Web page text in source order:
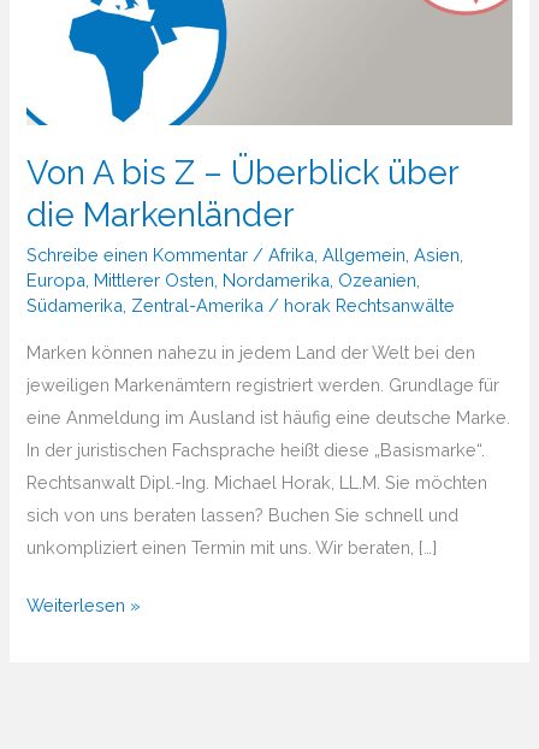
Von A bis Z – Überblick über
die Markenländer
Schreibe einen Kommentar /Afrika ,Allgemein ,Asien
Europa Mittlerer Osten Nordamerika Ozeanien
Südamerika Zentral-Amerika / horak Rechtsanwälte
Marken können nahezu in jedem Land der Welt bei den
jeweiligen Markenämtern registriert werden. Grundlage für
eine Anmeldung im Ausland ist häufig eine deutsche Marke.
In der juristischen Fachsprache heißt diese „Basismarke“.
Rechtsanwalt Dipl.-Ing. Michael Horak, LL.M. Sie möchten
sich von uns beraten lassen? Buchen Sie schnell und
unkompliziert einen Termin mit uns. Wir beraten, […]
Von
Weiterlesen »